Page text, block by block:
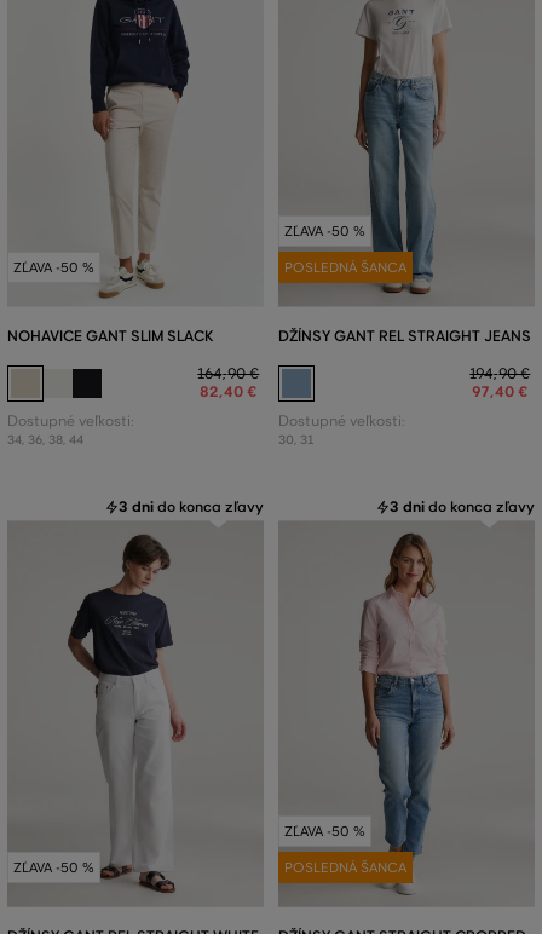
ZĽAVA -50 %
NOHAVICE GANT SLIM SLACK
164,90 €
82,40 €
Dostupné veľkosti:
34 36, 38, 44
ZĽAVA -50 %
POSLEDNÁ ŠANCA
DŽÍNSY GANT REL STRAIGHT JEANS
194,90 €
97,40 €
Dostupné veľkosti:
30 31
3 dni do konca zľavy
ZĽAVA -50 %
3 dni do konca zľavy
ZĽAVA -50 %
POSLEDNÁ ŠANCA